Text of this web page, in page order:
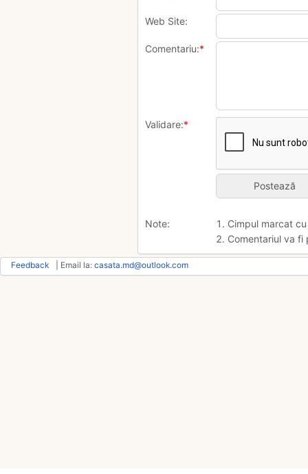
Web Site:
Comentariu:*
Validare:*
Note:
1. Cimpul marcat
2. Comentariul va
Feedback | Email la: casata.md@outlook.com